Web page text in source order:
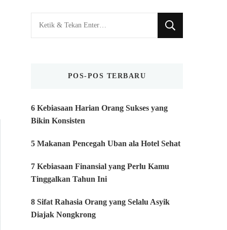
Mencari
Sesuatu?
POS-POS TERBARU
6 Kebiasaan Harian Orang Sukses yang
Bikin Konsisten
5 Makanan Pencegah Uban ala Hotel Sehat
7 Kebiasaan Finansial yang Perlu Kamu
Tinggalkan Tahun Ini
8 Sifat Rahasia Orang yang Selalu Asyik
Diajak Nongkrong